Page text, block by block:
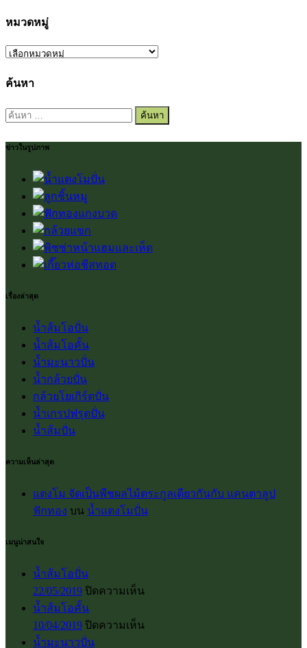
หมวดหมู่
หมวด
ค้นหา
ค้นหา
ข่าวในรูปภาพ
เรื่องล่าสุด
น้ำส้มโอปั่น
น้ำส้มโอคั้น
น้ำมะนาวปั่น
น้ำกล้วยปั่น
กล้วยโยเกิร์ตปั่น
น้ำเกรปฟรุตปั่น
น้ำส้มปั่น
ความเห็นล่าสุด
แตงโม จัดเป็นพืชผลไม้ตระกูลเดียวกันกับ แคนตาลูป
ฟักทอง บน น้ำแตงโมปั่น
เมนูน่าสนใจ
น้ำส้มโอปั่น
22/05/2019 ปิดความเห็นบน
โอ
น้ำส้มโอคั้น
10/04/2019 ปิดความเห็นบน
น้ำมะนาวปั่น